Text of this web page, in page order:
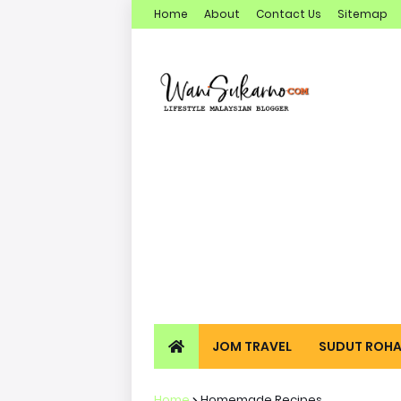
Home About Contact Us Sitemap
JOM TRAVEL SUDUT